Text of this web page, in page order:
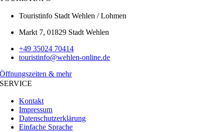
Touristinfo Stadt Wehlen / Lohmen
Markt 7, 01829 Stadt Wehlen
+49 35024 70414
touristinfo@wehlen-online.de
Öffnungszeiten & mehr
SERVICE
Kontakt
Impressum
Datenschutzerklärung
Einfache Sprache